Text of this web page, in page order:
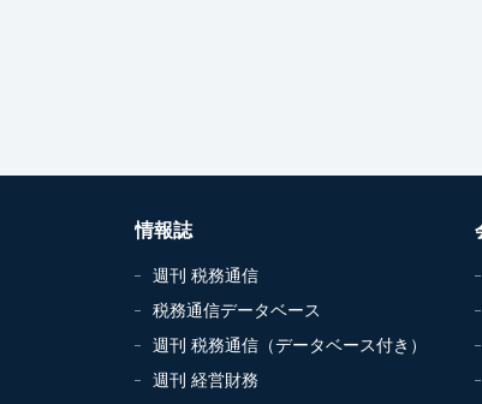
情報誌
週刊 税務通信
税務通信データベース
週刊 税務通信（データベース付き）
週刊 経営財務